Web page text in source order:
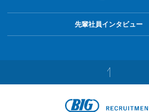
先輩社員インタビュー